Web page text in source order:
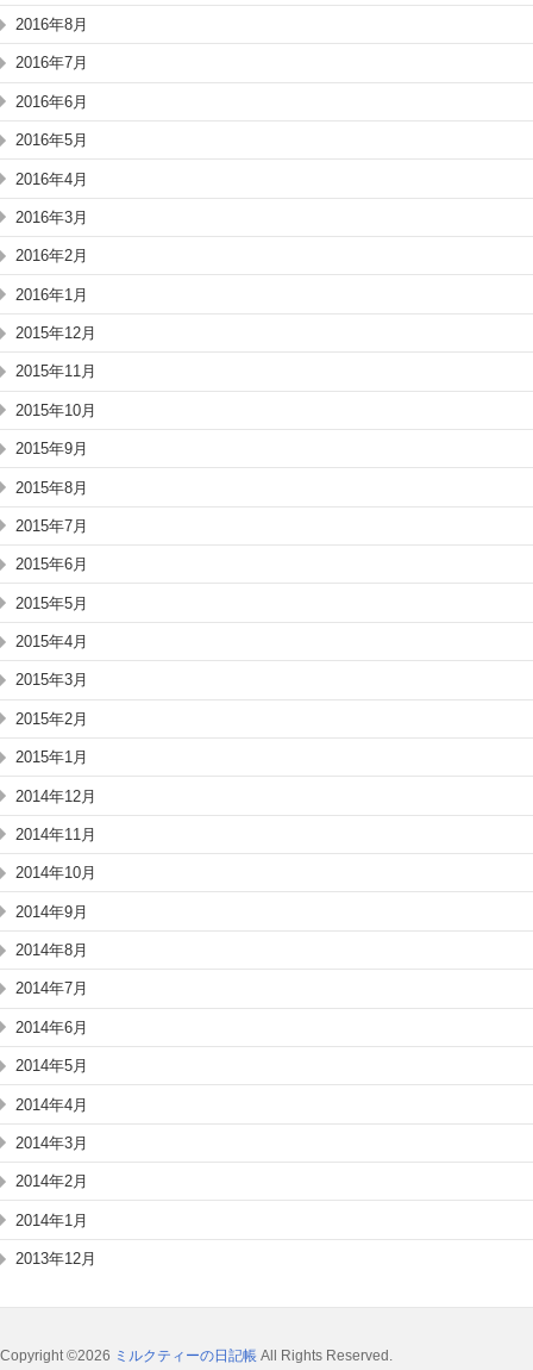
2016年8月
2016年7月
2016年6月
2016年5月
2016年4月
2016年3月
2016年2月
2016年1月
2015年12月
2015年11月
2015年10月
2015年9月
2015年8月
2015年7月
2015年6月
2015年5月
2015年4月
2015年3月
2015年2月
2015年1月
2014年12月
2014年11月
2014年10月
2014年9月
2014年8月
2014年7月
2014年6月
2014年5月
2014年4月
2014年3月
2014年2月
2014年1月
2013年12月
Copyright ©2026 ミルクティーの日記帳 All Rights Reserved.